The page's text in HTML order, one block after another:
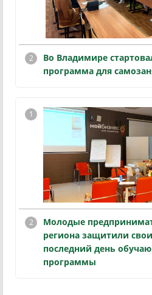
Во Владимире
программа для
Молодые
региона защитили
последний день
программы